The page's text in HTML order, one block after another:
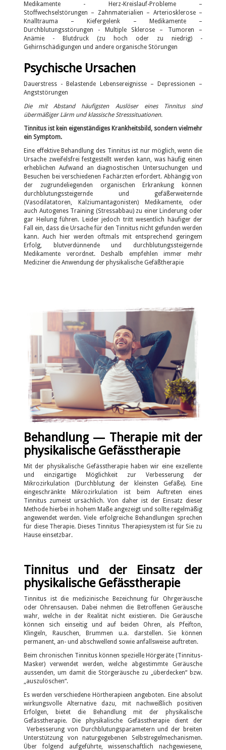
Medikamente - Herz-Kreislauf-Probleme –
Stoffwechselstörungen – Zahnmaterialien – Arteriosklerose –
Knalltrauma – Kiefergelenk – Medikamente –
Durchblutungsstörungen - Multiple Sklerose – Tumoren –
Anämie - Blutdruck (zu hoch oder zu niedrig) -
Gehirnschädigungen und andere organische Störungen
Psychische Ursachen
Dauerstress - Belastende Lebensereignisse – Depressionen –
Angststörungen
Die mit Abstand häufigsten Auslöser eines Tinnitus sind
übermäßiger Lärm und klassische Stresssituationen.
Tinnitus ist kein eigenständiges Krankheitsbild, sondern vielmehr
ein Symptom.
Eine effektive Behandlung des Tinnitus ist nur möglich, wenn die
Ursache zweifelsfrei festgestellt werden kann, was häufig einen
erheblichen Aufwand an diagnostischen Untersuchungen und
Besuchen bei verschiedenen Fachärzten erfordert. Abhängig von
der zugrundeliegenden organischen Erkrankung können
durchblutungssteigernde und gefäßerweiternde
(Vasodilatatoren, Kalziumantagonisten) Medikamente, oder
auch Autogenes Training (Stressabbau) zu einer Linderung oder
gar Heilung führen. Leider jedoch tritt wesentlich häufiger der
Fall ein, dass die Ursache für den Tinnitus nicht gefunden werden
kann. Auch hier werden oftmals mit entsprechend geringem
Erfolg, blutverdünnende und durchblutungssteigernde
Medikamente verordnet. Deshalb empfehlen immer mehr
Mediziner die Anwendung der physikalische Gefäßtherapie
Behandlung — Therapie mit der
physikalische Gefässtherapie
Mit der physikalische Gefässtherapie haben wir eine exzellente
und einzigartige Möglichkeit zur Verbesserung der
Mikrozirkulation (Durchblutung der kleinsten Gefäße). Eine
eingeschränkte Mikrozirkulation ist beim Auftreten eines
Tinnitus zumeist ursächlich. Von daher ist der Einsatz dieser
Methode hierbei in hohem Maße angezeigt und sollte regelmäßig
angewendet werden. Viele erfolgreiche Behandlungen sprechen
für diese Therapie. Dieses Tinnitus Therapiesystem ist für Sie zu
Hause einsetzbar.
Tinnitus und der Einsatz der
physikalische Gefässtherapie
Tinnitus ist die medizinische Bezeichnung für Ohrgeräusche
oder Ohrensausen. Dabei nehmen die Betroffenen Geräusche
wahr, welche in der Realität nicht existieren. Die Geräusche
können sich einseitig und auf beiden Ohren, als Pfeifton,
Klingeln, Rauschen, Brummen u.a. darstellen. Sie können
permanent, an- und abschwellend sowie anfallsweise auftreten.
Beim chronischen Tinnitus können spezielle Hörgeräte (Tinnitus-
Masker) verwendet werden, welche abgestimmte Geräusche
aussenden, um damit die Störgeräusche zu „überdecken“ bzw.
„auszulöschen“.
Es werden verschiedene Hörtherapieen angeboten. Eine absolut
wirkungsvolle Alternative dazu, mit nachweißlich positiven
Erfolgen, bietet die Behandlung mit der physikalische
Gefässtherapie. Die physikalische Gefässtherapie dient der
Verbesserung von Durchblutungsparametern und der breiten
Unterstützung von naturgegebenen Selbstregelmechanismen.
Über folgend aufgeführte, wissenschaftlich nachgewiesene,